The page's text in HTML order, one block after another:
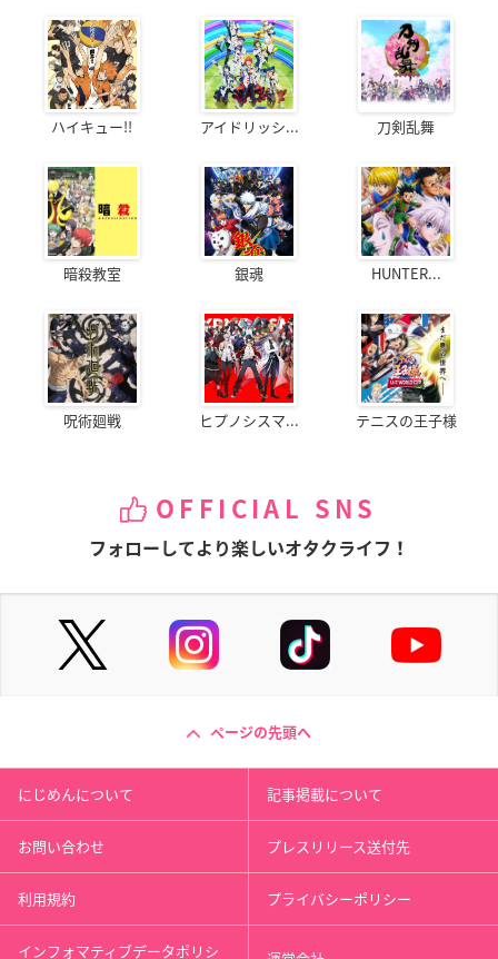
ハイキュー!! アイドリッシ... 刀剣乱舞
暗殺教室 銀魂 HUNTER...
呪術廻戦 ヒプノシスマ... テニスの王子様
OFFICIAL SNS
フォローしてより楽しいオタクライフ！
ページの先頭へ
にじめんについて 記事掲載について
お問い合わせ プレスリリース送付先
利用規約 プライバシーポリシー
インフォマティブデータポリシ